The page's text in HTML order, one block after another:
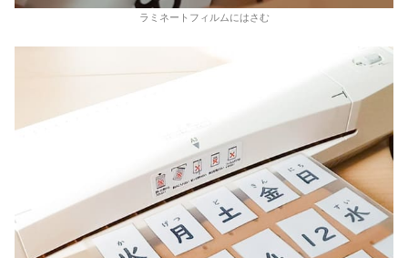
ラミネートフィルムにはさむ